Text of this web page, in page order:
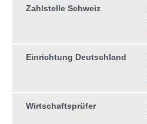
Zahlstelle Schweiz
Einrichtung Deutschland
Wirtschaftsprüfer